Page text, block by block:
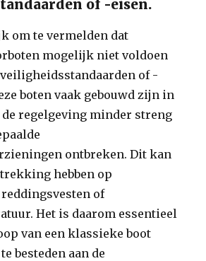
of -eisen.
om te vermelden dat
mogelijk niet voldoen
of -
boten vaak gebouwd zijn in
regelgeving minder streng
ontbreken. Dit kan
hebben op
of
Het is daarom essentieel
van een klassieke boot
besteden aan de